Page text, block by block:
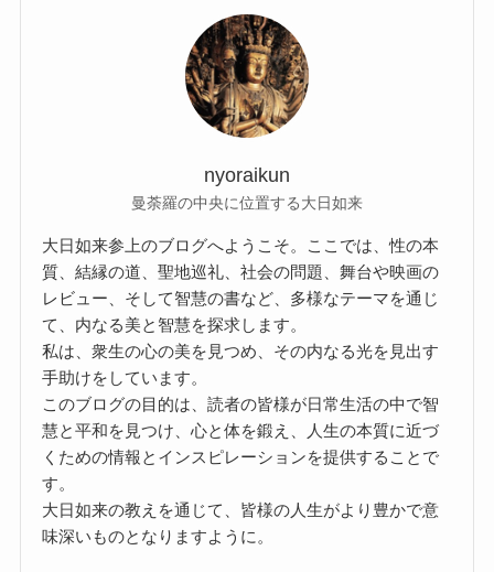
nyoraikun
曼荼羅の中央に位置する大日如来
大日如来参上のブログへようこそ。ここでは、性の本
質、結縁の道、聖地巡礼、社会の問題、舞台や映画の
レビュー、そして智慧の書など、多様なテーマを通じ
て、内なる美と智慧を探求します。
私は、衆生の心の美を見つめ、その内なる光を見出す
手助けをしています。
このブログの目的は、読者の皆様が日常生活の中で智
慧と平和を見つけ、心と体を鍛え、人生の本質に近づ
くための情報とインスピレーションを提供することで
す。
大日如来の教えを通じて、皆様の人生がより豊かで意
味深いものとなりますように。